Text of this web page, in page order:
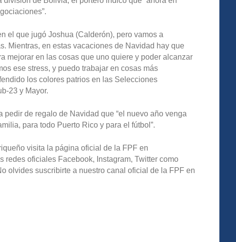
el que jugó Joshua (Calderón), pero vamos a
Mientras, en estas vacaciones de Navidad hay que
mejorar en las cosas que uno quiere y poder alcanzar
ese stress, y puedo trabajar en cosas más
los colores patrios en las Selecciones
23 y Mayor.
pedir de regalo de Navidad que “el nuevo año venga
para todo Puerto Rico y para el fútbol”.
visita la página oficial de la FPF en
redes oficiales Facebook, Instagram, Twitter como
olvides suscribirte a nuestro canal oficial de la FPF en